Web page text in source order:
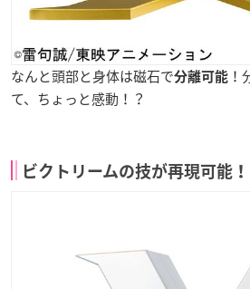
なんと頭部と身体は磁石で分離可能
て、ちょっと感動！？
ビクトリームの技が再現可能！